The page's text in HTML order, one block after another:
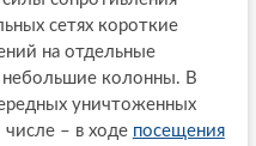
сетях короткие
на отдельные
колонны. В
уничтоженных
числе – в ходе посещения